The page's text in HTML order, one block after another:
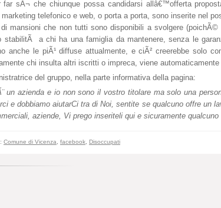
far sÃ¬ che chiunque possa candidarsi allâ€™offerta
telefonico e web, o porta a porta, sono inserite nel
mansioni che non tutti sono disponibili a svolgere (poichÃ©
stabilitÃ a chi ha una famiglia da mantenere, senza le
anche le piÃ¹ diffuse attualmente, e ciÃ² creerebbe solo
chi insulta altri iscritti o impreca, viene automaticamente
del gruppo, nella parte informativa della pagina:
un azienda e io non sono il vostro titolare ma solo una
e dobbiamo aiutarCi tra di Noi, sentite se qualcuno offre un
aziende, Vi prego inseriteli qui e sicuramente qualcuno
Comune di Vicenza, facebook, Disoccupati